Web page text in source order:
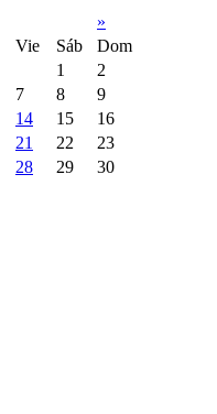
»
Vie Sáb
Dom
1
2
7 8
9
14 15
16
21 22
23
28 29 30